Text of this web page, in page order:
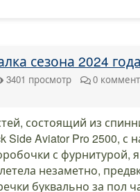
сезона 2024 года
3401 просмотр 0
состоящий из
Side Aviator Pro 2500,
с фурнитурой,
незаметно,
буквально за пол